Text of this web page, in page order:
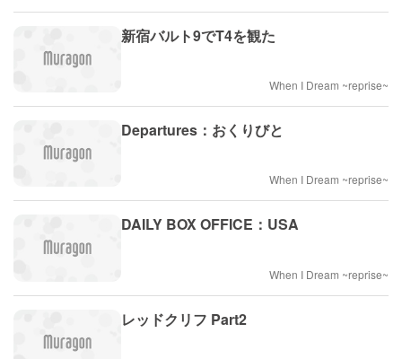
新宿バルト9でT4を観た
When I Dream ~reprise~
Departures：おくりびと
When I Dream ~reprise~
DAILY BOX OFFICE：USA
When I Dream ~reprise~
レッドクリフ Part2